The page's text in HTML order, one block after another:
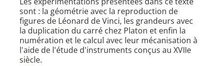
sont : la géométrie avec la reproduction de
figures de Léonard de Vinci, les grandeurs avec
la duplication du carré chez Platon et enfin la
numération et le calcul avec leur mécanisation à
l'aide de l'étude d'instruments conçus au XVIIe
siècle.